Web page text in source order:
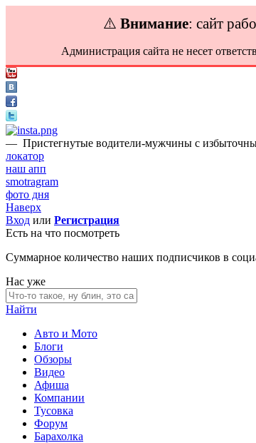
⚠️ Внимание: сайт
Администрация сайта не несет
— Пристегнутые водители-мужчины с
локатор
наш апп
smotragram
фото дня
Наверх
Вход или Регистрация
Есть на что посмотреть
Суммарное количество наших подписчиков в
Нас уже
Найти
Авто и Мото
Блоги
Обзоры
Видео
Афиша
Компании
Тусовка
Форум
Барахолка